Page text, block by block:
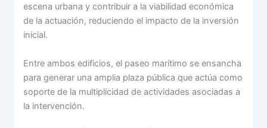
escena urbana y contribuir a la viabilidad económica
de la actuación, reduciendo el impacto de la inversión
inicial.
Entre ambos edificios, el paseo marítimo se ensancha
para generar una amplia plaza pública que actúa como
soporte de la multiplicidad de actividades asociadas a
la intervención.